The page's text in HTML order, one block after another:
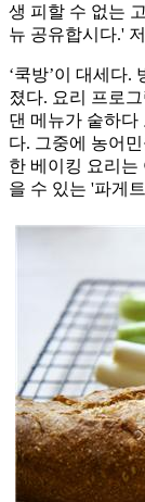
생 피할 수 없는
뉴 공유합시다.'
‘쿡방’이 대세다.
졌다. 요리 프로
댄 메뉴가 숱하다
다. 그중에 농어
한 베이킹 요리는
을 수 있는 '파게